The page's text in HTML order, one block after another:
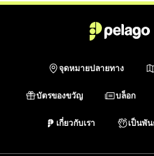
จุดหมายปลายทาง
บัตรของขวัญ บล็อก
เกี่ยวกับเรา เป็นพัน